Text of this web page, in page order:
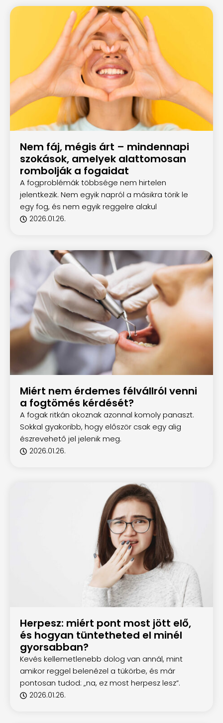
Nem fáj, mégis árt – mindennapi
szokások, amelyek alattomosan
rombolják a fogaidat
A fogproblémák többsége nem hirtelen
jelentkezik. Nem egyik napról a másikra törik le
egy fog, és nem egyik reggelre alakul
2026.01.26.
Miért nem érdemes félvállról venni
a fogtömés kérdését?
A fogak ritkán okoznak azonnal komoly panaszt.
Sokkal gyakoribb, hogy először csak egy alig
észrevehető jel jelenik meg.
2026.01.26.
Herpesz: miért pont most jött elő,
és hogyan tüntetheted el minél
gyorsabban?
Kevés kellemetlenebb dolog van annál, mint
amikor reggel belenézel a tükörbe, és már
pontosan tudod: „na, ez most herpesz lesz”.
2026.01.26.